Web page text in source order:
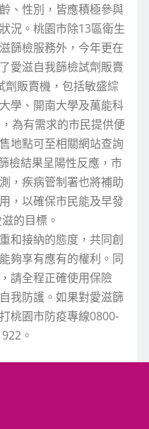
、性別，皆應積極參與
況。桃園市除13區衛生
篩檢服務外，今年更在
愛滋自我篩檢試劑販賣
販賣機，包括敏盛綜
學、開南大學及萬能科
為有需求的市民提供便
地點可至相關網站查詢
檢結果呈陽性反應，市
，疾病管制署也將補助
，以確保市民能及早發
的目標。
和接納的態度，共同創
夠享有應有的權利。同
請全程正確使用保險
我防護。如果對愛滋篩
桃園市防疫專線0800-
。